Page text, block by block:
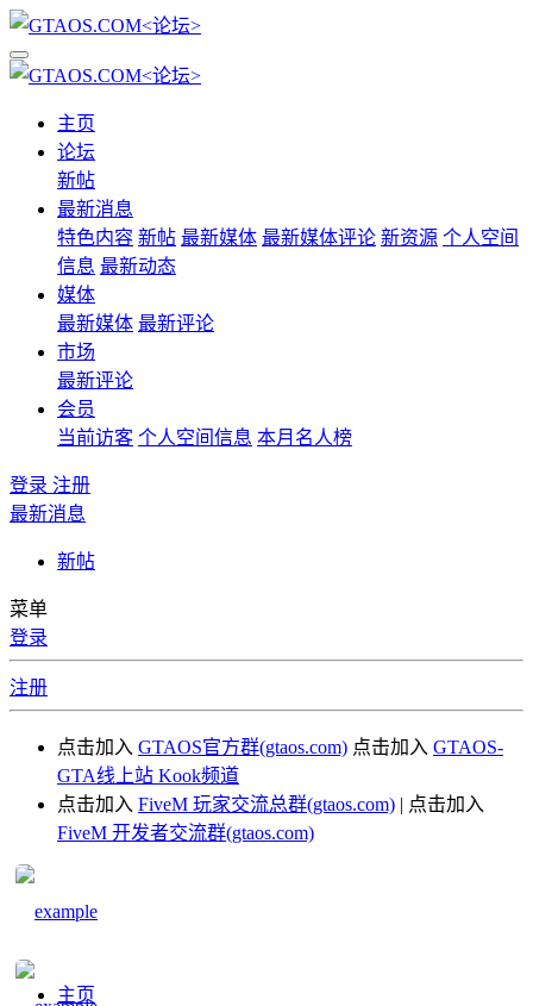
主页
论坛
新帖
最新消息
特色内容 新帖 最新媒体 最新媒体评论 新资源 个人空间
信息 最新动态
媒体
最新媒体 最新评论
市场
最新评论
会员
当前访客 个人空间信息 本月名人榜
登录 注册
最新消息
新帖
菜单
登录
注册
点击加入 GTAOS官方群(gtaos.com) 点击加入 GTAOS-
GTA线上站 Kook频道
点击加入 FiveM 玩家交流总群(gtaos.com) | 点击加入
FiveM 开发者交流群(gtaos.com)
主页